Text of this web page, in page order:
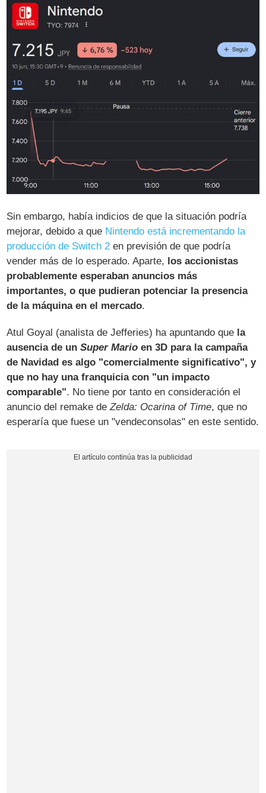
Sin embargo, había indicios de que la situación podría
mejorar, debido a que Nintendo está incrementando la
producción de Switch 2 en previsión de que podría
vender más de lo esperado. Aparte, los accionistas
probablemente esperaban anuncios más
importantes, o que pudieran potenciar la presencia
de la máquina en el mercado.
Atul Goyal (analista de Jefferies) ha apuntando que la
ausencia de unSuper Mario en 3D para la campaña
de Navidad es algo "comercialmente significativo", y
que no hay una franquicia con "un impacto
comparable". No tiene por tanto en consideración el
anuncio del remake deZelda: Ocarina of Time, que no
esperaría que fuese un "vendeconsolas" en este sentido.